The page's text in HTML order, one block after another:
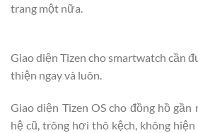
trang một nữa.
Giao diện Tizen cho smartwatch cần
thiện ngay và luôn.
Giao diện Tizen OS cho đồng hồ
hệ cũ, trông hơi thô kệch, không